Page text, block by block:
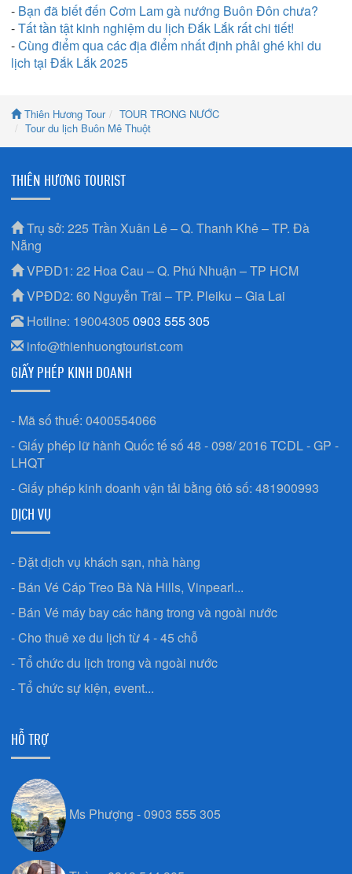
- Bạn đã biết đến Cơm Lam gà nướng Buôn Đôn chưa?
-Tất tần tật kinh nghiệm du lịch Đắk Lắk rất chi tiết!
-Cùng điểm qua các địa điểm nhất định phải ghé khi du
lịch tại Đắk Lắk 2025
Thiên Hương Tour
TOUR TRONG NƯỚC
Tour du lịch Buôn Mê Thuột
THIÊN HƯƠNG TOURIST
Trụ sở: 225 Trần Xuân Lê – Q. Thanh Khê – TP. Đà
Nẵng
VPĐD1: 22 Hoa Cau – Q. Phú Nhuận – TP HCM
VPĐD2: 60 Nguyễn Trãi – TP. Pleiku – Gia Lai
Hotline: 190043050903 555 305
info@thienhuongtourist.com
GIẤY PHÉP KINH DOANH
- Mã số thuế: 0400554066
- Giấy phép lữ hành Quốc tế số 48 - 098/ 2016 TCDL - GP -
LHQT
- Giấy phép kinh doanh vận tải bằng ôtô số: 481900993
DỊCH VỤ
- Đặt dịch vụ khách sạn, nhà hàng
- Bán Vé Cáp Treo Bà Nà Hills, Vinpearl...
- Bán Vé máy bay các hãng trong và ngoài nước
- Cho thuê xe du lịch từ 4 - 45 chỗ
- Tổ chức du lịch trong và ngoài nước
- Tổ chức sự kiện, event...
HỖ TRỢ
Ms Phượng - 0903 555 305